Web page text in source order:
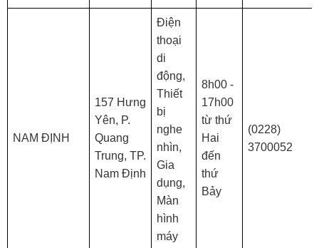
NAM ĐỊNH
157 Hưng
Yên, P.
Quang
Trung, TP.
Nam Định
Điện
thoại
di
động,
Thiết
bị
nghe
nhìn,
Gia
dụng,
Màn
hình
máy
8h00 -
17h00
từ thứ
Hai
đến
thứ
Bảy
(0228)
3700052